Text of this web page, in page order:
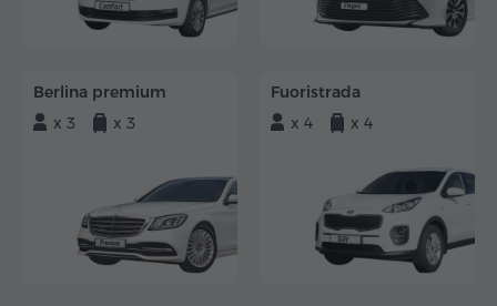
Berlina premium
x 3
x 3
Fuoristrada
x 4
x 4